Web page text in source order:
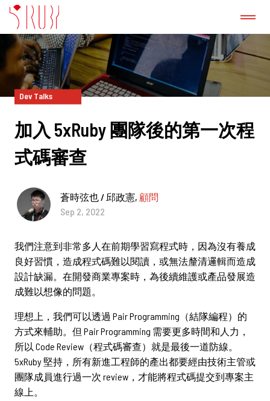
認識我們
成功案例
GitLab 諮詢服務
新聞稿
部落格
中文 / English
Dev Talks
加入 5xRuby 團隊後的第一次程
式碼審查
蒼時弦也 / 邱政憲, 顧問
Sep 2, 2022
我們注意到非常多人在前期學習寫程式時，因為沒有養成
良好習慣，造成程式碼難以閱讀，或無法釐清邏輯而造成
設計缺漏。在開發商業專案時，為後續維護或產品發展造
成難以想像的問題。
理想上，我們可以透過 Pair Programming（結隊編程）的
方式來輔助。但 Pair Programming 需要更多時間和人力，
所以 Code Review（程式碼審查）就是最後一道防線。
5xRuby 堅持，所有新進工程師的產出都要經由技術主管或
團隊成員進行過一次 review，才能將程式碼提交到專案主
線上。